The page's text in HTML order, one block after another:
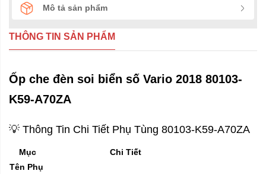
Mô tả sản phẩm
THÔNG TIN SẢN PHẨM
Ốp che đèn soi biển số Vario 2018 80103-
K59-A70ZA
💡 Thông Tin Chi Tiết Phụ Tùng 80103-K59-A70ZA
Mục
Chi Tiết
Tên Phụ